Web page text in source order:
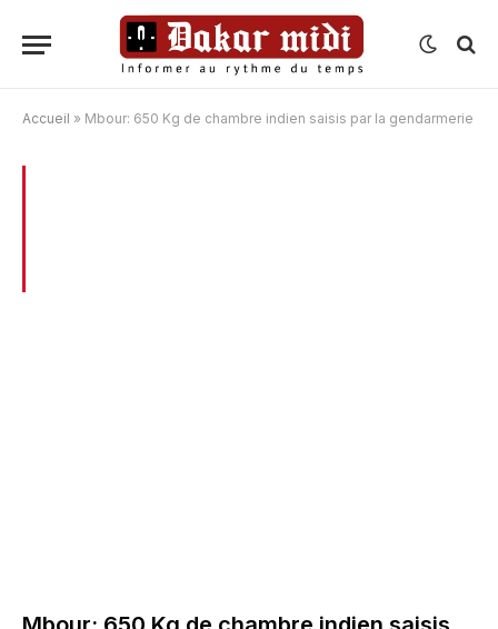
Accueil » Mbour: 650 Kg de chambre indien saisis par la gendarmerie